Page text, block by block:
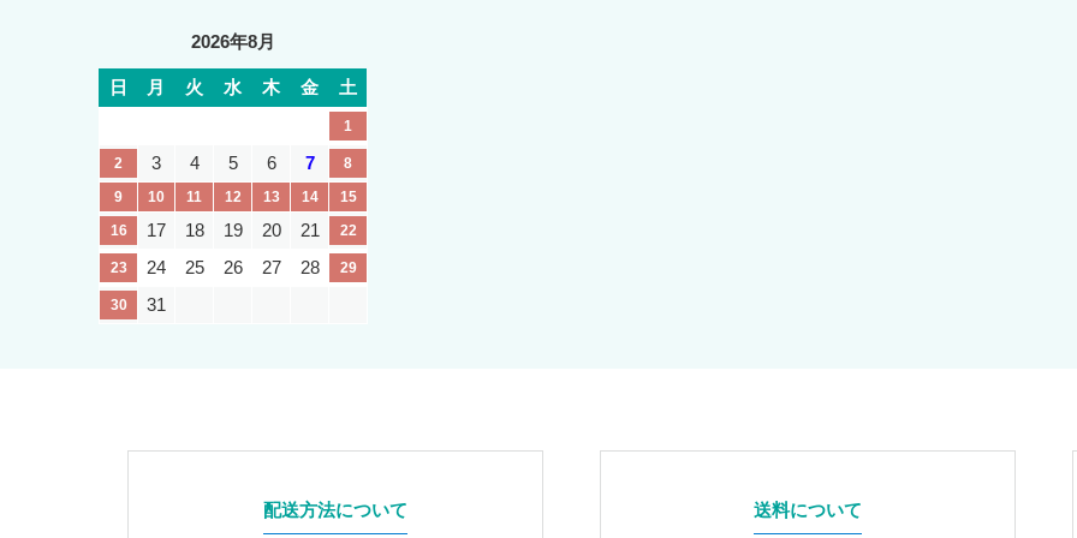
2026年8月
日 月 火 水 木 金 土
1
2 3 4 5 6 7
8
9
10 11 12 13 14
15
16
17 18 19 20 21 22
23 24 25 26 27 28 29
30 31
配送方法について 送料について